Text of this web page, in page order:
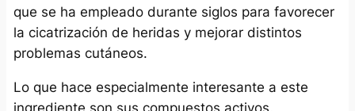
que se ha empleado durante siglos para favorecer
la cicatrización de heridas y mejorar distintos
problemas cutáneos.
Lo que hace especialmente interesante a este
ingrediente son sus compuestos activos,